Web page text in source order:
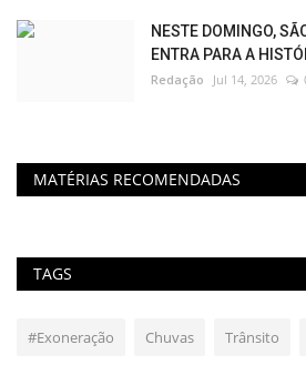
NESTE DOMINGO,
ENTRA PARA A
Redação Jul 14, 2026
MATÉRIAS RECOMENDADAS
TAGS
#Exoneração Chuvas Trânsito